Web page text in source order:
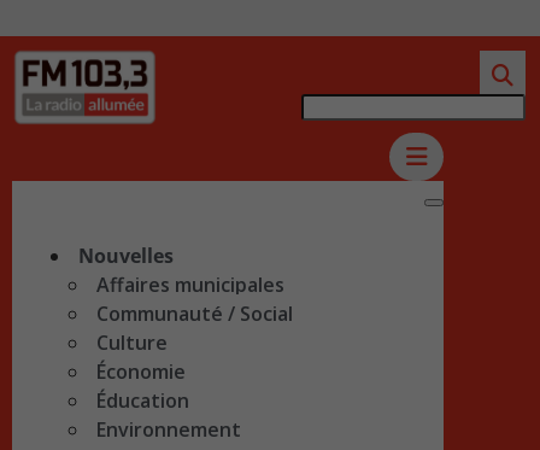
Nouvelles
Affaires municipales
Communauté / Social
Culture
Économie
Éducation
Environnement